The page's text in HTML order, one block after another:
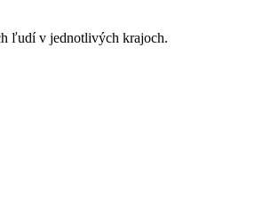
ľudí v jednotlivých krajoch.